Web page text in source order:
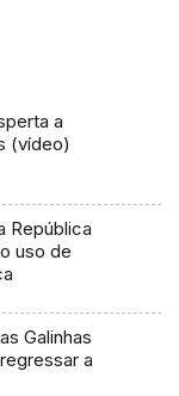
a
(vídeo)
República
uso de
Galinhas
a